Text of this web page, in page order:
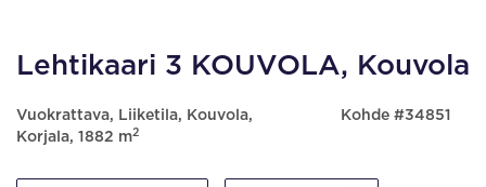
Lehtikaari 3 KOUVOLA, Kouvola
Vuokrattava, Liiketila, Kouvola,
Korjala, 1882 m2
Kohde #34851